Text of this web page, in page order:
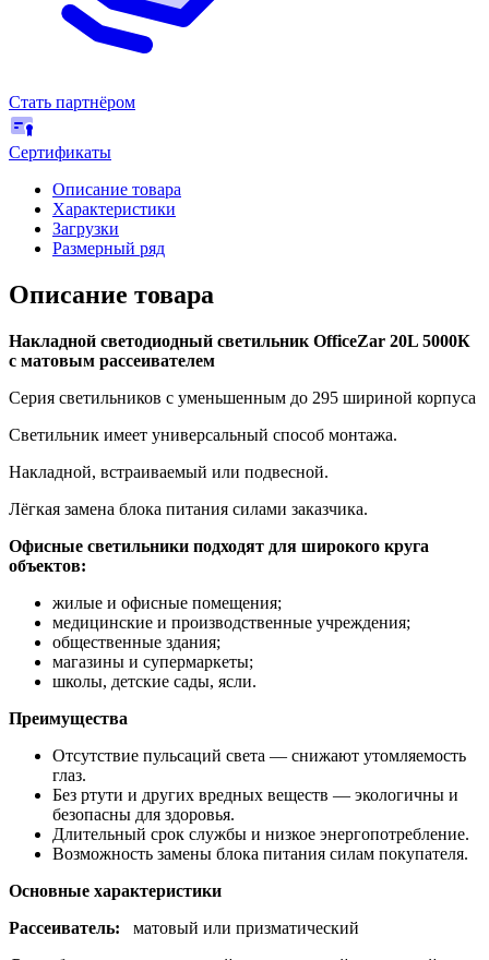
Стать партнёром
Сертификаты
Описание товара
Характеристики
Загрузки
Размерный ряд
Описание товара
Накладной светодиодный светильник OfficeZar 20L 5000К
с матовым рассеивателем
Серия светильников с уменьшенным до 295 шириной корпуса
Светильник имеет универсальный способ монтажа.
Накладной, встраиваемый или подвесной.
Лёгкая замена блока питания силами заказчика.
Офисные светильники подходят для широкого круга
объектов:
жилые и офисные помещения;
медицинские и производственные учреждения;
общественные здания;
магазины и супермаркеты;
школы, детские сады, ясли.
Преимущества
Отсутствие пульсаций света — снижают утомляемость
глаз.
Без ртути и других вредных веществ — экологичны и
безопасны для здоровья.
Длительный срок службы и низкое энергопотребление.
Возможность замены блока питания силам покупателя.
Основные характеристики
Рассеиватель:
матовый или призматический